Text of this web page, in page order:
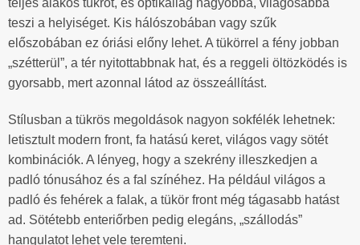
teljes alakos tükröt, és optikailag nagyobbá, világosabbá
teszi a helyiséget. Kis hálószobában vagy szűk
előszobában ez óriási előny lehet. A tükörrel a fény jobban
„szétterül”, a tér nyitottabbnak hat, és a reggeli öltözködés is
gyorsabb, mert azonnal látod az összeállítást.
Stílusban a tükrös megoldások nagyon sokfélék lehetnek:
letisztult modern front, fa hatású keret, világos vagy sötét
kombinációk. A lényeg, hogy a szekrény illeszkedjen a
padló tónusához és a fal színéhez. Ha például világos a
padló és fehérek a falak, a tükör front még tágasabb hatást
ad. Sötétebb enteriőrben pedig elegáns, „szállodás”
hangulatot lehet vele teremteni.